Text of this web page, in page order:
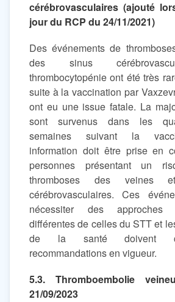
cérébrovasculaires (ajouté
jour du RCP du 24/11/2021)
Des événements de
des sinus
thrombocytopénie ont été très
suite à la vaccination par
ont eu une issue fatale. La
sont survenus dans les
semaines suivant la
information doit être prise en
personnes présentant un
thromboses des veines
cérébrovasculaires. Ces
nécessiter des approches
différentes de celles du STT et
de la santé doivent
recommandations en vigueur.
5.3. Thromboembolie
21/09/2023